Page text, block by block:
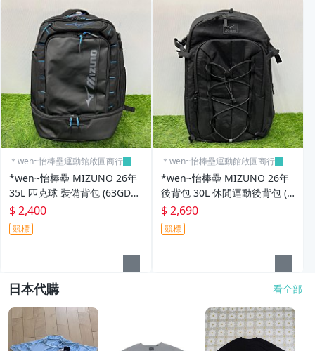
＊wen~怡棒壘運動館啟圓商行
*wen~怡棒壘 MIZUNO 26年
35L 匹克球 裝備背包 (63GDD
03109) 現貨特價 先詢問
$ 2,400
競標
＊wen~怡棒壘運動館啟圓商行
*wen~怡棒壘 MIZUNO 26年
後背包 30L 休閒運動後背包 (D
3TDD50109) 現貨特價 先詢問
$ 2,690
競標
日本代購 看全部